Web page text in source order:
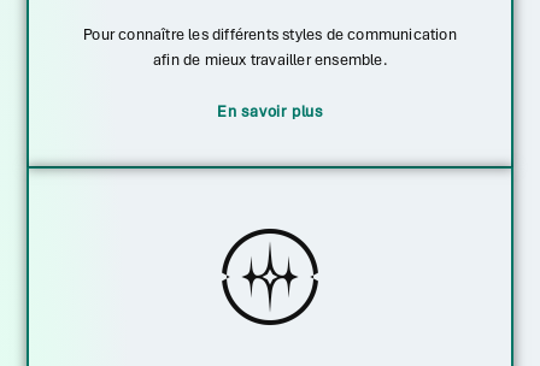
Pour connaître les différents styles de communication
afin de mieux travailler ensemble.
En savoir plus